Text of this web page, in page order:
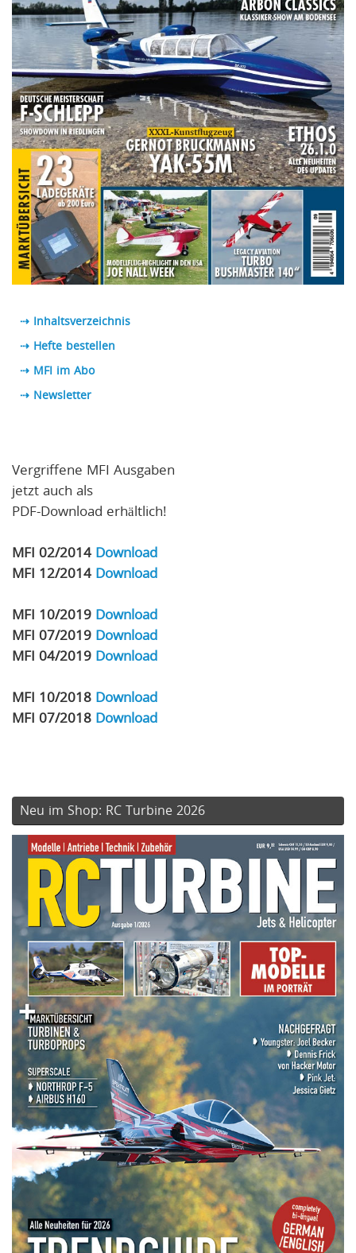
⇢ Inhaltsverzeichnis
⇢ Hefte bestellen
⇢ MFI im Abo
⇢ Newsletter
Vergriffene MFI Ausgaben
jetzt auch als
PDF-Download erhältlich!
MFI 02/2014 Download
MFI 12/2014 Download
MFI 10/2019 Download
MFI 07/2019 Download
MFI 04/2019 Download
MFI 10/2018 Download
MFI 07/2018 Download
Neu im Shop: RC Turbine 2026